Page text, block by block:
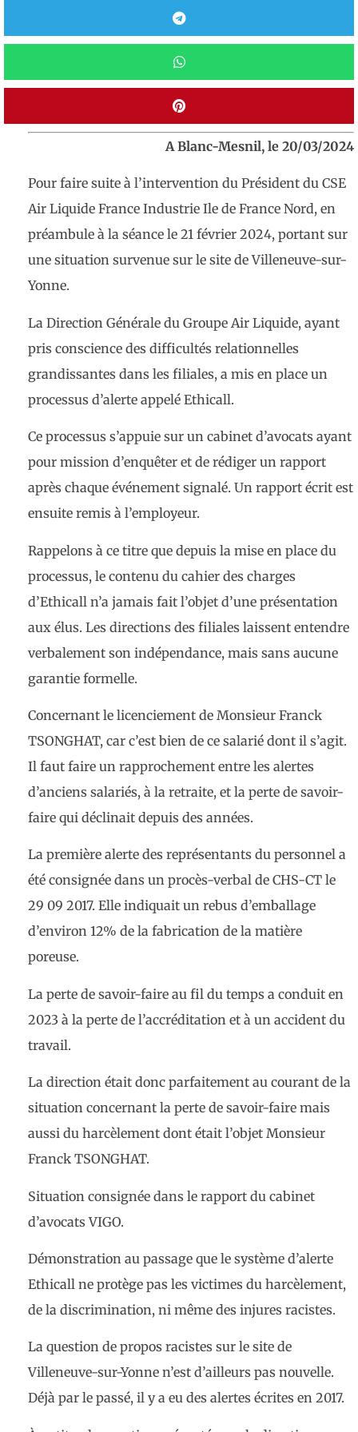
A Blanc-Mesnil, le 20/03/2024
Pour faire suite à l’intervention du Président du CSE
Air Liquide France Industrie Ile de France Nord, en
préambule à la séance le 21 février 2024, portant sur
une situation survenue sur le site de Villeneuve-sur-
Yonne.
La Direction Générale du Groupe Air Liquide, ayant
pris conscience des difficultés relationnelles
grandissantes dans les filiales, a mis en place un
processus d’alerte appelé Ethicall.
Ce processus s’appuie sur un cabinet d’avocats ayant
pour mission d’enquêter et de rédiger un rapport
après chaque événement signalé. Un rapport écrit est
ensuite remis à l’employeur.
Rappelons à ce titre que depuis la mise en place du
processus, le contenu du cahier des charges
d’Ethicall n’a jamais fait l’objet d’une présentation
aux élus. Les directions des filiales laissent entendre
verbalement son indépendance, mais sans aucune
garantie formelle.
Concernant le licenciement de Monsieur Franck
TSONGHAT, car c’est bien de ce salarié dont il s’agit.
Il faut faire un rapprochement entre les alertes
d’anciens salariés, à la retraite, et la perte de savoir-
faire qui déclinait depuis des années.
La première alerte des représentants du personnel a
été consignée dans un procès-verbal de CHS-CT le
29 09 2017. Elle indiquait un rebus d’emballage
d’environ 12% de la fabrication de la matière
poreuse.
La perte de savoir-faire au fil du temps a conduit en
2023 à la perte de l’accréditation et à un accident du
travail.
La direction était donc parfaitement au courant de la
situation concernant la perte de savoir-faire mais
aussi du harcèlement dont était l’objet Monsieur
Franck TSONGHAT.
Situation consignée dans le rapport du cabinet
d’avocats VIGO.
Démonstration au passage que le système d’alerte
Ethicall ne protège pas les victimes du harcèlement,
de la discrimination, ni même des injures racistes.
La question de propos racistes sur le site de
Villeneuve-sur-Yonne n’est d’ailleurs pas nouvelle.
Déjà par le passé, il y a eu des alertes écrites en 2017.